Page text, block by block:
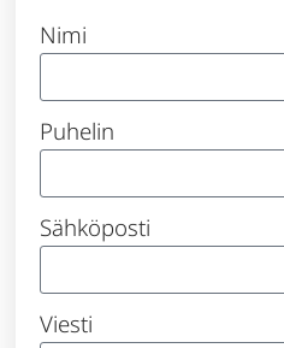
Nimi
Puhelin
Sähköposti
Viesti